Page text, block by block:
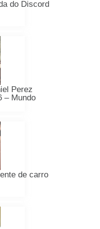
do Discord
Perez
– Mundo
de carro